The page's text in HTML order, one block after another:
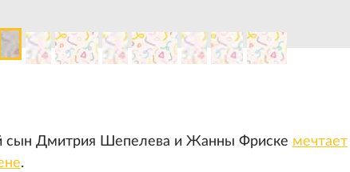
сын Дмитрия Шепелева и Жанны Фриске мечтает
.